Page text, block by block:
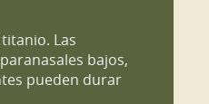
Las
bajos,
pueden durar